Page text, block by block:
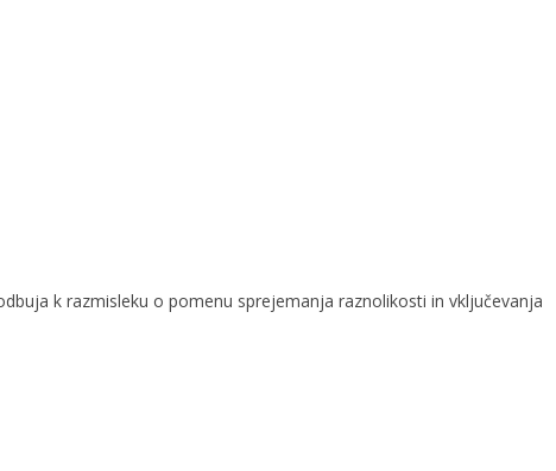
k razmisleku o pomenu sprejemanja raznolikosti in vključevanja